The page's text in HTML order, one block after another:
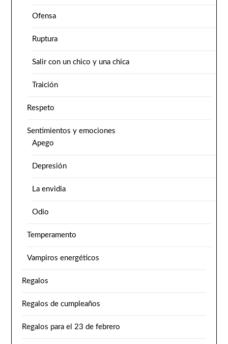
Ofensa
Ruptura
Salir con un chico y una chica
Traición
Respeto
Sentimientos y emociones
Apego
Depresión
La envidia
Odio
Temperamento
Vampiros energéticos
Regalos
Regalos de cumpleaños
Regalos para el 23 de febrero